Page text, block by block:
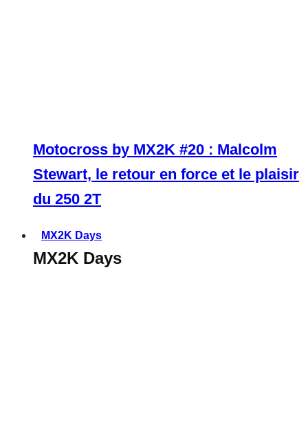
Motocross by MX2K #20 : Malcolm
Stewart, le retour en force et le plaisir
du 250 2T
MX2K Days
MX2K Days